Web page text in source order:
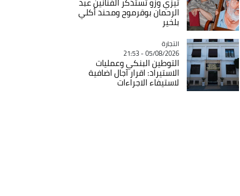
الرحمان بوقرموح ومحند أكلي
بلخير
Catégorie
التجارة
05/08/2026 - 21:53
التوطين البنكي وعمليات
الاستيراد: اقرار آجال اضافية
لاستيفاء الاجراءات